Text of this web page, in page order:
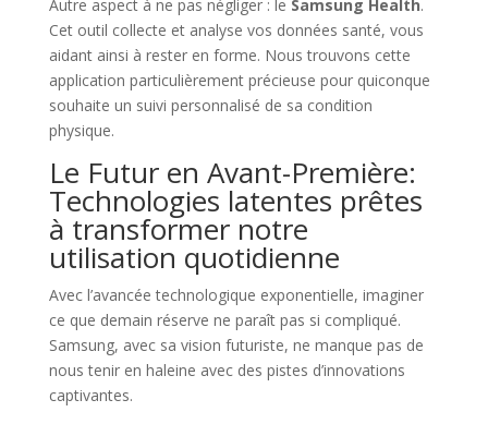
Autre aspect à ne pas négliger : le Samsung Health.
Cet outil collecte et analyse vos données santé, vous
aidant ainsi à rester en forme. Nous trouvons cette
application particulièrement précieuse pour quiconque
souhaite un suivi personnalisé de sa condition
physique.
Le Futur en Avant-Première:
Technologies latentes prêtes
à transformer notre
utilisation quotidienne
Avec l’avancée technologique exponentielle, imaginer
ce que demain réserve ne paraît pas si compliqué.
Samsung, avec sa vision futuriste, ne manque pas de
nous tenir en haleine avec des pistes d’innovations
captivantes.